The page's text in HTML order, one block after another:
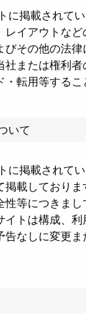
に掲載されて
レイアウトな
びその他の法
社または権利
転用等するこ
いて
に掲載されて
掲載しており
性等につきま
イトは構成、
告なしに変更